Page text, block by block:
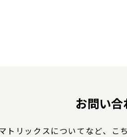
お問い合
トリックスについてなど、 こ